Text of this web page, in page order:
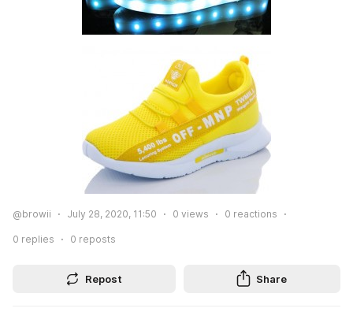
@browii July 28, 2020, 11:50 0 views 0 reactions
0 replies 0 reposts
Repost Share